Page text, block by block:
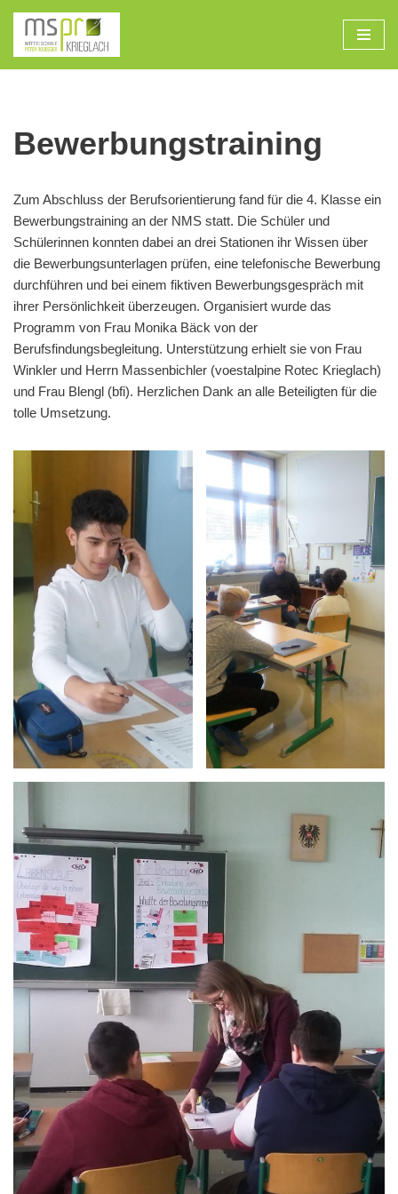
Zum
Inhalt
Bewerbungstraining
Zum Abschluss der Berufsorientierung fand für die 4. Klasse ein
Bewerbungstraining an der NMS statt. Die Schüler und
Schülerinnen konnten dabei an drei Stationen ihr Wissen über
die Bewerbungsunterlagen prüfen, eine telefonische Bewerbung
durchführen und bei einem fiktiven Bewerbungsgespräch mit
ihrer Persönlichkeit überzeugen. Organisiert wurde das
Programm von Frau Monika Bäck von der
Berufsfindungsbegleitung. Unterstützung erhielt sie von Frau
Winkler und Herrn Massenbichler (voestalpine Rotec Krieglach)
und Frau Blengl (bfi). Herzlichen Dank an alle Beteiligten für die
tolle Umsetzung.